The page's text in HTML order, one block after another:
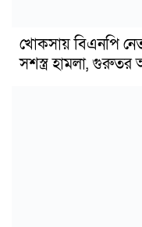
খোকসায় বিএনপি
সশস্ত্র হামলা,